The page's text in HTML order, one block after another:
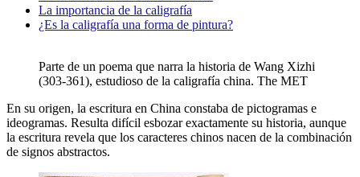
La importancia de la caligrafía
¿Es la caligrafía una forma de pintura?
Parte de un poema que narra la historia de Wang Xizhi
(303-361), estudioso de la caligrafía china. The MET
En su origen, la escritura en China constaba de pictogramas e
ideogramas. Resulta difícil esbozar exactamente su historia, aunque
la escritura revela que los caracteres chinos nacen de la combinación
de signos abstractos.